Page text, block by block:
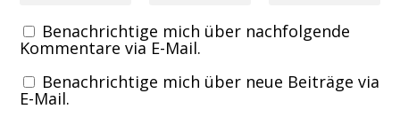
Benachrichtige mich über nachfolgende
Kommentare via E-Mail.
Benachrichtige mich über neue Beiträge via
E-Mail.